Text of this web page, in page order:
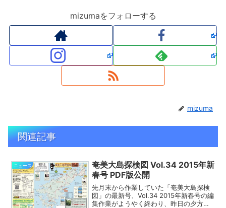
mizumaをフォローする
mizuma
関連記事
ニュース
奄美大島探検図 Vol.34 2015年新
春号 PDF版公開
先月末から作業していた「奄美大島探検
図」の最新号、Vol.34 2015年新春号の編
集作業がようやく終わり、昨日の夕方に